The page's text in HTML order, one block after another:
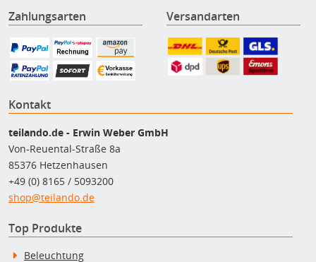
Zahlungsarten Versandarten
Kontakt
teilando.de - Erwin Weber GmbH
Von-Reuental-Straße 8a
85376 Hetzenhausen
+49 (0) 8165 / 5093200
shop@teilando.de
Top Produkte
Beleuchtung